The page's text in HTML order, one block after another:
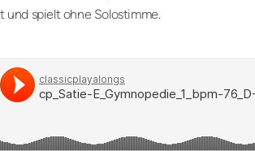
und spielt ohne Solostimme.